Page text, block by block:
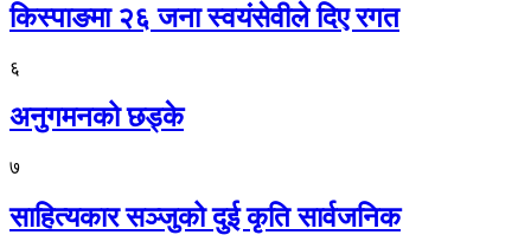
किस्पाङमा २६ जना स्वयंसेवीले दिए रगत
६
अनुगमनको छड्के
७
साहित्यकार सञ्जुको दुई कृति सार्वजनिक